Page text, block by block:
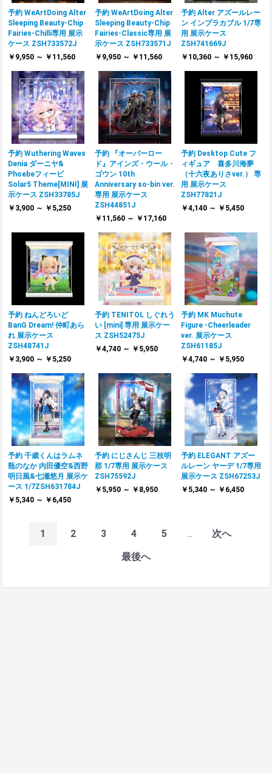
予約 WeArtDoing Alter
Sleeping Beauty-Chip
Fairies-Chilli専用 展示
ケース ZSH733572J
￥9,950 ～ ￥11,560
予約 WeArtDoing Alter
Sleeping Beauty-Chip
Fairies-Classic専用 展
示ケース ZSH733571J
￥9,950 ～ ￥11,560
予約 Alter アズールレー
ン インプラカブル 1/7専
用 展示ケース
ZSH741669J
￥10,360 ～ ￥15,960
予約 Wuthering Waves
Denia ダーニヤ&
Phoebeフィービ
Solar5 Theme[MINI] 展
示ケース ZSH33785J
￥3,900 ～ ￥5,250
予約 『オーバーロー
ド』アインズ・ウール・
ゴウン 10th
Anniversary so-bin ver.
専用 展示ケース
ZSH44851J
￥11,560 ～ ￥17,160
予約 Desktop Cute フ
ィギュア 喜多川海夢
（十六夜ありさver.） 専
用 展示ケース
ZSH77821J
￥4,140 ～ ￥5,450
予約 ねんどろいど
BanG Dream! 仲町あら
れ 展示ケース
ZSH48741J
￥3,900 ～ ￥5,250
予約 TENITOL しぐれう
い [mini] 専用 展示ケー
ス ZSH52475J
￥4,740 ～ ￥5,950
予約 MK Muchute
Figure -Cheerleader
ver. 展示ケース
ZSH61185J
￥4,740 ～ ￥5,950
予約 千歳くんはラムネ
瓶のなか 内田優空&西野
明日風&七瀬悠月 展示ケ
ース 1/7ZSH631784J
￥5,340 ～ ￥6,450
予約 にじさんじ 三枝明
那 1/7専用 展示ケース
ZSH75592J
￥5,950 ～ ￥8,950
予約 ELEGANT アズー
ルレーン ヤーデ 1/7専用
展示ケース ZSH67253J
￥5,340 ～ ￥6,450
1 2 3 4 5 ...
次へ
最後へ